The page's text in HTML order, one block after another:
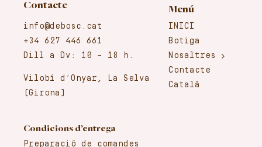
Menú
INICI
Botiga
Nosaltres
Contacte
Català
Contacte
info@debosc.cat
+34 627 446 661
Dill a Dv: 10 – 18 h.
Vilobí d’Onyar, La Selva
(Girona)
Condicions d’entrega
Preparació de comandes